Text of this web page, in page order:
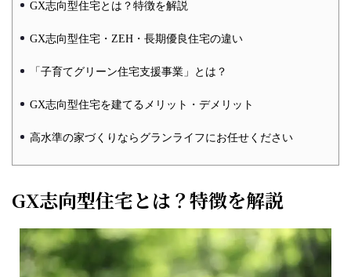
GX志向型住宅とは？特徴を解説
GX志向型住宅・ZEH・長期優良住宅の違い
「子育てグリーン住宅支援事業」とは？
GX志向型住宅を建てるメリット・デメリット
高水準の家づくりならグランライフにお任せください
GX志向型住宅とは？特徴を解説